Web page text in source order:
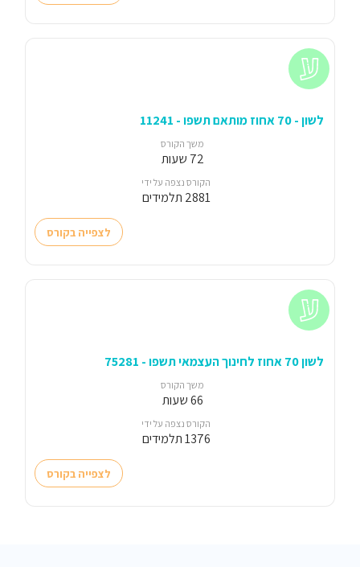
לשון - 70 אחוז מותאם תשפו - 11241
משך הקורס
72 שעות
הקורס נצפה על ידי
2881 תלמידים
לצפייה בקורס
לשון 70 אחוז לחינוך העצמאי תשפו - 75281
משך הקורס
66 שעות
הקורס נצפה על ידי
1376 תלמידים
לצפייה בקורס